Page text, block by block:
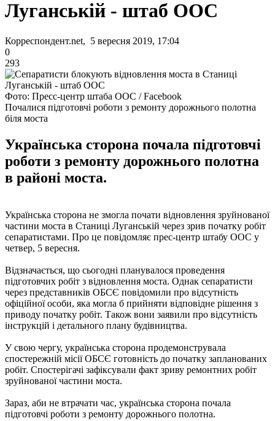
Луганській - штаб ООС
Корреспондент.net, 5 вересня 2019, 17:04
0
293
Фото: Пресс-центр штаба ООС / Facebook
Почалися підготовчі роботи з ремонту дорожнього полотна
біля моста
Українська сторона почала підготовчі
роботи з ремонту дорожнього полотна
в районі моста.
Українська сторона не змогла почати відновлення зруйнованої
частини моста в Станиці Луганській через зрив початку робіт
сепаратистами. Про це повідомляє прес-центр штабу ООС у
четвер, 5 вересня.
Відзначається, що сьогодні планувалося проведення
підготовчих робіт з відновлення моста. Однак сепаратисти
через представників ОБСЄ повідомили про відсутність
офіційної особи, яка могла б прийняти відповідне рішення з
приводу початку робіт. Також вони заявили про відсутність
інструкцій і детального плану будівництва.
У свою чергу, українська сторона продемонструвала
спостережній місії ОБСЄ готовність до початку запланованих
робіт. Спостерігачі зафіксували факт зриву ремонтних робіт
зруйнованої частини моста.
Зараз, аби не втрачати час, українська сторона почала
підготовчі роботи з ремонту дорожнього полотна.